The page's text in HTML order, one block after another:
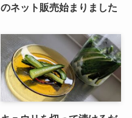
のネット販売始まりました